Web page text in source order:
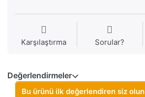
Karşılaştırma Sorular?
Değerlendirmeler
Bu ürünü ilk değerlendiren siz olun